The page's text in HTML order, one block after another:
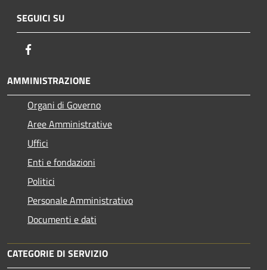
SEGUICI SU
AMMINISTRAZIONE
Organi di Governo
Aree Amministrative
Uffici
Enti e fondazioni
Politici
Personale Amministrativo
Documenti e dati
CATEGORIE DI SERVIZIO